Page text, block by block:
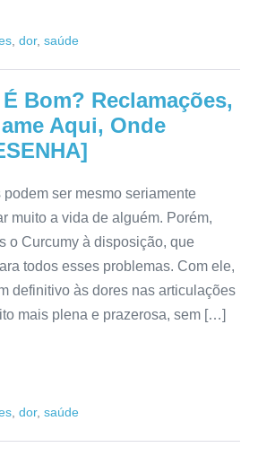
dor, saúde
Bom? Reclamações,
Aqui, Onde
ser mesmo seriamente
muito a vida de alguém. Porém,
o Curcumy à disposição, que
todos esses problemas. Com ele,
definitivo às dores nas articulações
mais plena e prazerosa, sem […]
dor, saúde